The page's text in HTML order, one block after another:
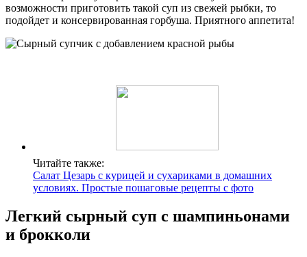
возможности приготовить такой суп из свежей рыбки, то
подойдет и консервированная горбуша. Приятного аппетита!
Читайте также:
Салат Цезарь с курицей и сухариками в домашних
условиях. Простые пошаговые рецепты с фото
Легкий сырный суп с шампиньонами
и брокколи